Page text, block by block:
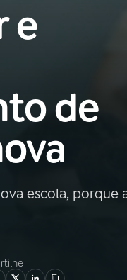
e
de
escola, porque